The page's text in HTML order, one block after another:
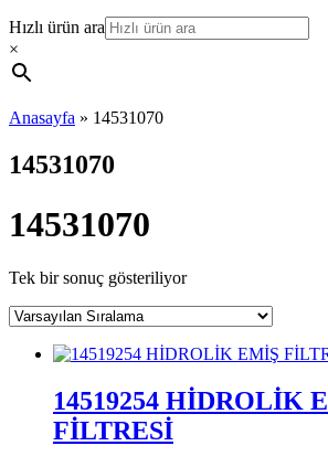
Hızlı ürün ara
×
Anasayfa » 14531070
14531070
14531070
Tek bir sonuç gösteriliyor
14519254 HİDROLİK
FİLTRESİ